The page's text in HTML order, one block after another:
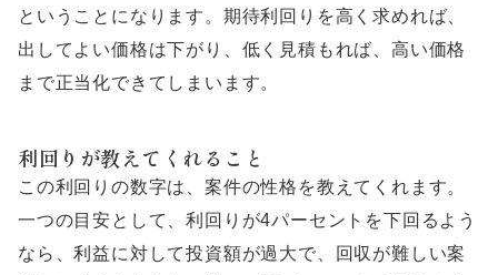
ということになります。期待利回りを高く求めれば、
出してよい価格は下がり、低く見積もれば、高い価格
まで正当化できてしまいます。
利回りが教えてくれること
この利回りの数字は、案件の性格を教えてくれます。
一つの目安として、利回りが4パーセントを下回るよう
なら、利益に対して投資額が過大で、回収が難しい案